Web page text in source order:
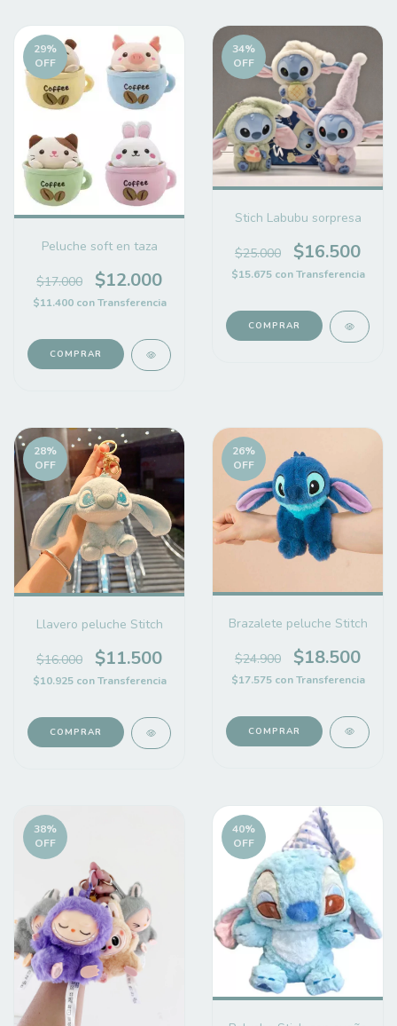
29%
OFF
Peluche soft en taza
$17.000 $12.000
$11.400 con Transferencia
COMPRAR
34%
OFF
Stich Labubu sorpresa
$25.000 $16.500
$15.675 con Transferencia
28%
OFF
Llavero peluche Stitch
$16.000 $11.500
$10.925 con Transferencia
26%
OFF
Brazalete peluche Stitch
$24.900 $18.500
$17.575 con Transferencia
38%
OFF
40%
OFF